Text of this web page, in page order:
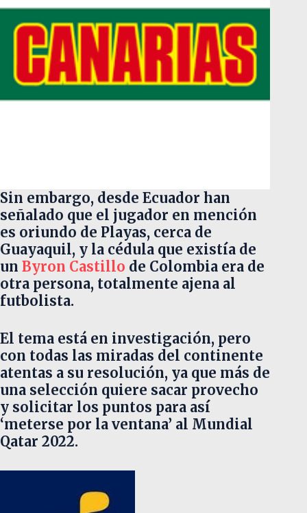
Sin embargo, desde Ecuador han
señalado que el jugador en mención
es oriundo de Playas, cerca de
Guayaquil, y la cédula que existía de
un Byron Castillo de Colombia era de
otra persona, totalmente ajena al
futbolista.
El tema está en investigación, pero
con todas las miradas del continente
atentas a su resolución, ya que más de
una selección quiere sacar provecho
y solicitar los puntos para así
‘meterse por la ventana’ al Mundial
Qatar 2022.